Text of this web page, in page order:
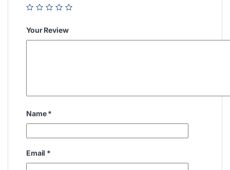
Your Review
Name*
Email *